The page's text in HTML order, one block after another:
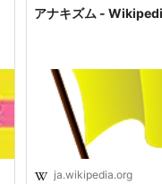
アナキズム -
ja.wikipedia.org